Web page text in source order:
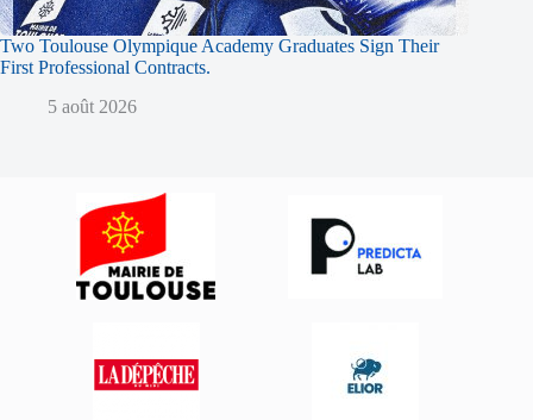
Two Toulouse Olympique Academy Graduates Sign Their
First Professional Contracts.
5 août 2026